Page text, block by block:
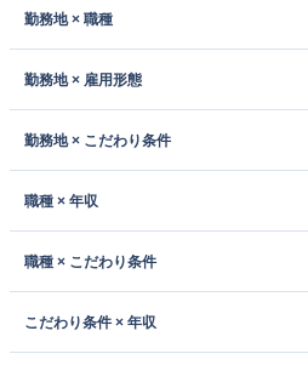
勤務地 × 職種
勤務地 × 雇用形態
勤務地 × こだわり条件
職種 × 年収
職種 × こだわり条件
こだわり条件 × 年収